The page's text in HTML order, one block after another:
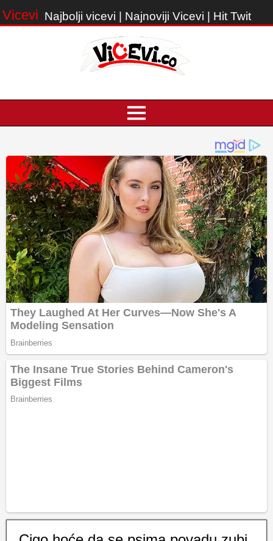
Vicevi Najbolji vicevi | Najnoviji Vicevi | Hit Twit